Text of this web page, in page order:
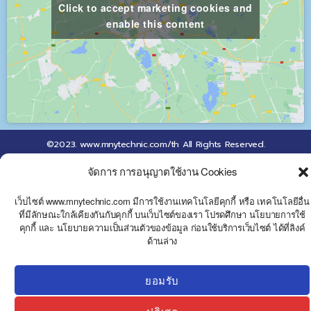
จัดการ การอนุญาตใช้งาน Cookies
เว็บไซต์ www.mnytechnic.com มีการใช้งานเทคโนโลยีคุกกี้ หรือ เทคโนโลยีอื่น
ที่มีลักษณะใกล้เคียงกันกับคุกกี้ บนเว็บไซต์ของเรา โปรดศึกษา นโยบายการใช้
คุกกี้ และ นโยบายความเป็นส่วนตัวของข้อมูล ก่อนใช้บริการเว็บไซต์ ได้ที่ลิงค์
ด้านล่าง
ยอมรับ
Click to accept marketing cookies and
enable this content
©2023. www.mnytechnic.com/th All Rights Reserved.
E
H
Y